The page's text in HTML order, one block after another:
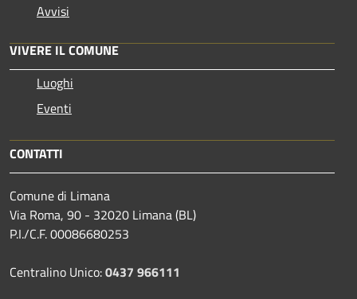
Avvisi
VIVERE IL COMUNE
Luoghi
Eventi
CONTATTI
Comune di Limana
Via Roma, 90 - 32020 Limana (BL)
P.I./C.F. 00086680253
Centralino Unico:0437 966111